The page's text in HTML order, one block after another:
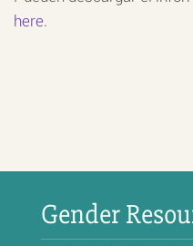
here.
Gender